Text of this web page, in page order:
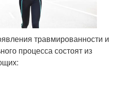
травмированности и
процесса состоят из